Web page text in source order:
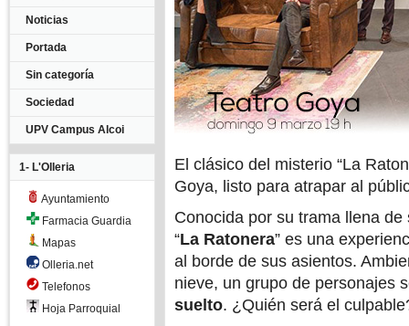
Noticias
Portada
Sin categoría
Sociedad
UPV Campus Alcoi
1- L'Olleria
Ayuntamiento
Farmacia Guardia
Mapas
Olleria.net
Telefonos
Hoja Parroquial
El clásico del misterio “La
Goya, listo para atrapar al
Conocida por su trama llena
“La Ratonera” es una
al borde de sus asientos.
nieve, un grupo de personajes
suelto. ¿Quién será el